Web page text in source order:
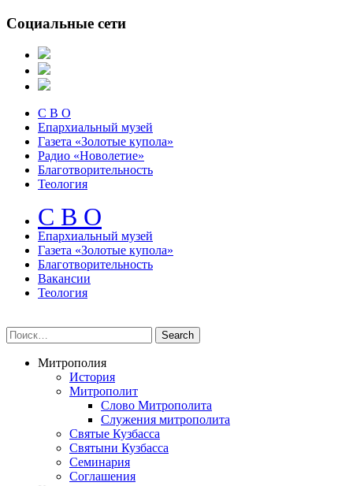
Социальные сети
С В О
Епархиальный музей
Газета «Золотые купола»
Радио «Новолетие»
Благотворительность
Теология
С В О
Епархиальный музeй
Газета «Золотые купола»
Благотворительность
Вакансии
Теология
Митрополия
История
Митрополит
Слово Митрополита
Служения митрополита
Святые Кузбасса
Святыни Кузбасса
Семинария
Соглашения